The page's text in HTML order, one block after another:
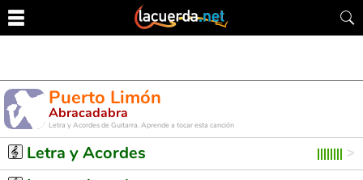
Puerto Limón
Abracadabra
Letra y Acordes de Guitarra. Aprende a tocar esta canción
Letra y Acordes